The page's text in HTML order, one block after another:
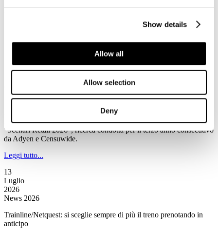
Show details
Allow all
Allow selection
Deny
News 2026
Censuwide/Ayden: Assistenti IA sempre più presenti negli acquisti
supporto agli acquisti, ma si prepara a diventare un vero e proprio
intermediario commerciale secondo quanto emerge all’interno di
“Scenari Retail 2026”, ricerca condotta per il terzo anno consecutivo
da Adyen e Censuwide.
Leggi tutto...
13
Luglio
2026
News 2026
Trainline/Netquest: si sceglie sempre di più il treno prenotando in
anticipo